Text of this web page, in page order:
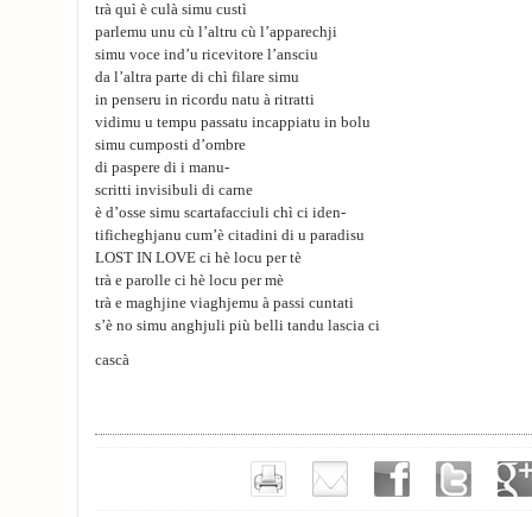
trà quì è culà simu custì
parlemu unu cù l’altru cù l’apparechji
simu voce ind’u ricevitore l’ansciu
da l’altra parte di chì filare simu
in penseru in ricordu natu à ritratti
vidimu u tempu passatu incappiatu in bolu
simu cumposti d’ombre
di paspere di i manu-
scritti invisibuli di carne
è d’osse simu scartafacciuli chì ci iden-
tificheghjanu cum’è citadini di u paradisu
LOST IN LOVE ci hè locu per tè
trà e parolle ci hè locu per mè
trà e maghjine viaghjemu à passi cuntati
s’è no simu anghjuli più belli tandu lascia ci
cascà